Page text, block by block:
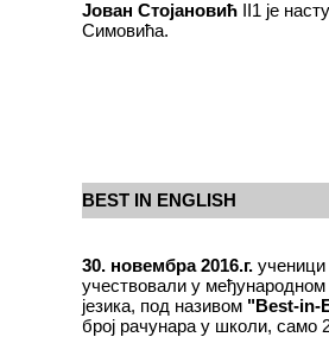
Јован Стојановић II1 је
Симовића.
BEST IN ENGLISH
30. новембра 2016.г.
учествовали у
језика, под називом "Best-in-
број рачунара у школи, само